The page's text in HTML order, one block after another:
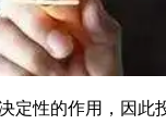
性的作用，因此